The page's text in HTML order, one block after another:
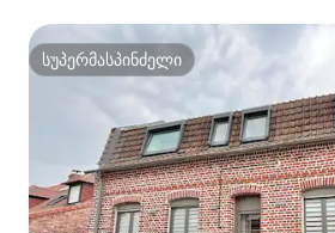
სუპერმასპინძელი
სუპერმასპინძელი